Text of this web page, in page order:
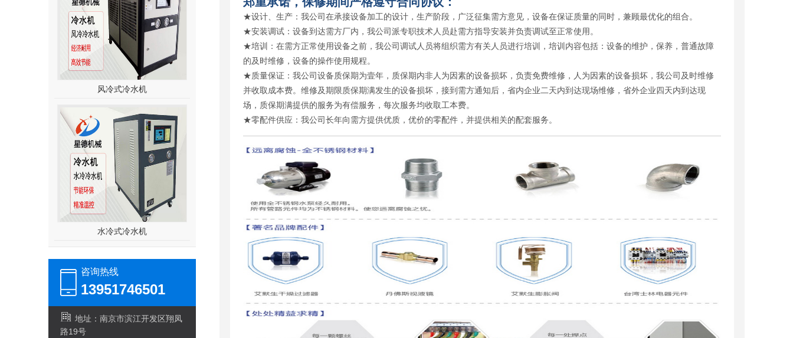
风冷式冷水机
水冷式冷水机
咨询热线
13951746501
地址：南京市滨江开发区翔凤
路19号
★设计、生产：我公司在承接设备加工的设计，生产阶段，广泛征集需方意见，设备在保证质量的同时，兼顾最优化的组合。
★安装调试：设备到达需方厂内，我公司派专职技术人员赴需方指导安装并负责调试至正常使用。
★培训：在需方正常使用设备之前，我公司调试人员将组织需方有关人员进行培训，培训内容包括：设备的维护，保养，普通故障
的及时维修，设备的操作使用规程。
★质量保证：我公司设备质保期为壹年，质保期内非人为因素的设备损坏，负责免费维修，人为因素的设备损坏，我公司及时维修
并收取成本费。维修及期限质保期满发生的设备损坏，接到需方通知后，省内企业二天内到达现场维修，省外企业四天内到达现
场，质保期满提供的服务为有偿服务，每次服务均收取工本费。
★零配件供应：我公司长年向需方提供优质，优价的零配件，并提供相关的配套服务。